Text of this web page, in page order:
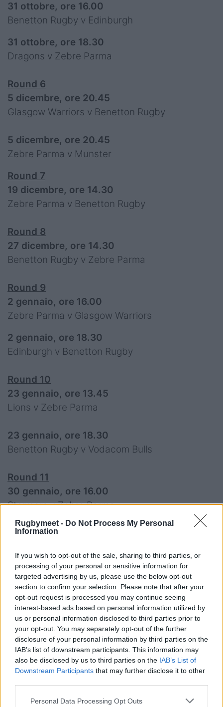
Rugbymeet - Do Not Process My Personal
Information
If you wish to opt-out of the sale, sharing to third parties, or
processing of your personal or sensitive information for
targeted advertising by us, please use the below opt-out
section to confirm your selection. Please note that after your
opt-out request is processed you may continue seeing
interest-based ads based on personal information utilized by
us or personal information disclosed to third parties prior to
your opt-out. You may separately opt-out of the further
disclosure of your personal information by third parties on the
IAB’s list of downstream participants. This information may
also be disclosed by us to third parties on the IAB’s List of
Downstream Participants that may further disclose it to other
Personal Data Processing Opt Outs
31 ottobre, ore 16.00
Benetton Rugby v Edinburgh
31 ottobre, ore 18.30
Dragons v Zebre Parma
Round 6
5 dicembre, ore 20.45
Glasgow Warriors v Benetton Rugby
5 dicembre, ore 20.45
Zebre Parma v Munster
Round 7
19 dicembre, ore 14.30
Zebre Parma v Benetton Rugby
Round 8
27 dicembre, ore 14.30
Benetton Rugby v Zebre Parma
Round 9
2 gennaio, ore 16.00
Zebre Parma v Glasgow Warriors
2 gennaio, ore 18.30
Edinburgh v Benetton Rugby
Round 10
23 gennaio, ore 13.45
Lions v Zebre Parma
23 gennaio, ore 18.30
Benetton Rugby v Vodacom Bulls
Round 11
30 gennaio, ore 16.00
Stormers v Zebre Parma
30 gennaio, ore 20.45
Round 12
26 febbraio, ore 20.45
Munster v Benetton Rugby
27 febbraio, ore 18.30
Zebre Parma v Scarlets
Round 13
20 marzo, ore 16.0
Ulster v Zebre Parma